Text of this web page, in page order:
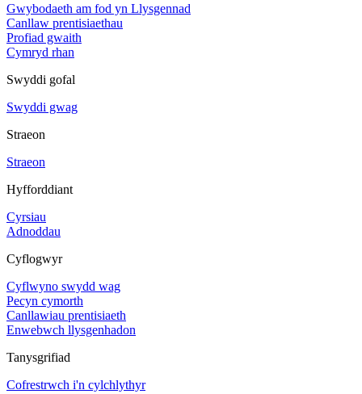
Gwybodaeth am fod yn Llysgennad
Canllaw prentisiaethau
Profiad gwaith
Cymryd rhan
Swyddi gofal
Swyddi gwag
Straeon
Straeon
Hyfforddiant
Cyrsiau
Adnoddau
Cyflogwyr
Cyflwyno swydd wag
Pecyn cymorth
Canllawiau prentisiaeth
Enwebwch llysgenhadon
Tanysgrifiad
Cofrestrwch i'n cylchlythyr